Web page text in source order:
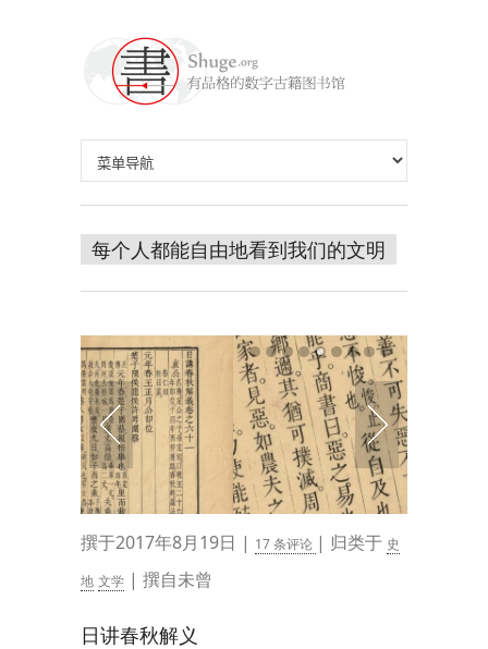
每个人都能自由地看到我们的文明
撰于2017年8月19日 | 17 条评论 | 归类于 史
地 文学 | 撰自未曾
日讲春秋解义